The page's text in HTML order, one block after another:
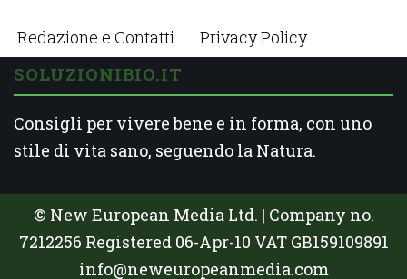
Redazione e Contatti Privacy Policy
SOLUZIONIBIO.IT
Consigli per vivere bene e in forma, con uno
stile di vita sano, seguendo la Natura.
© New European Media Ltd. | Company no.
7212256 Registered 06-Apr-10 VAT GB159109891
info@neweuropeanmedia.com